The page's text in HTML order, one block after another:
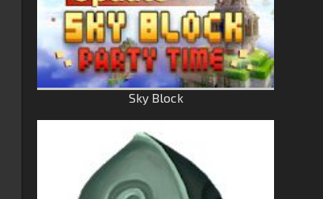
Sky Block